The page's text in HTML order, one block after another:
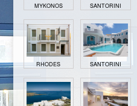
MYKONOS SANTORINI
RHODES SANTORINI